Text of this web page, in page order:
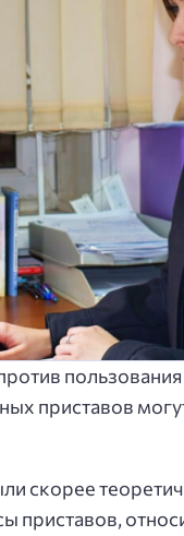
приставов
скорее
приставов,